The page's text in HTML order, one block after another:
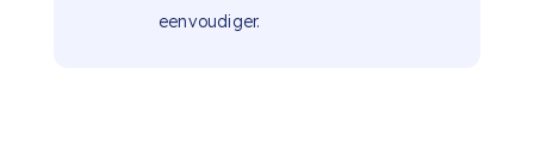
eenvoudiger.